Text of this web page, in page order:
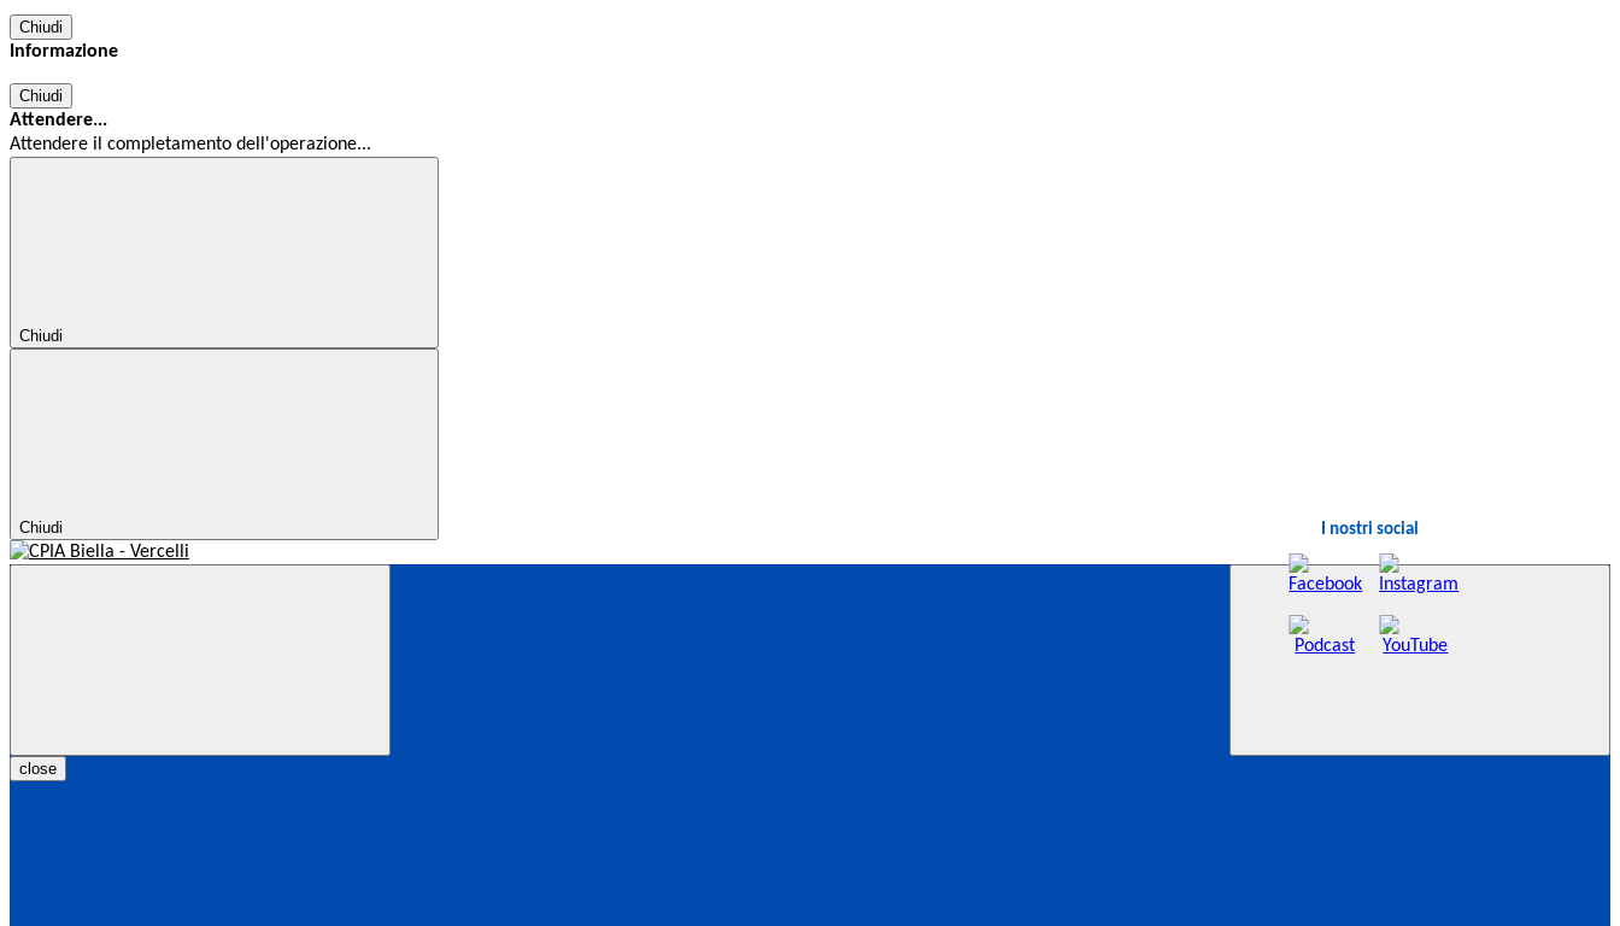
Chiudi
Informazione
Chiudi
Attendere...
Attendere il completamento dell'operazione...
Chiudi
Chiudi I nostri social
close